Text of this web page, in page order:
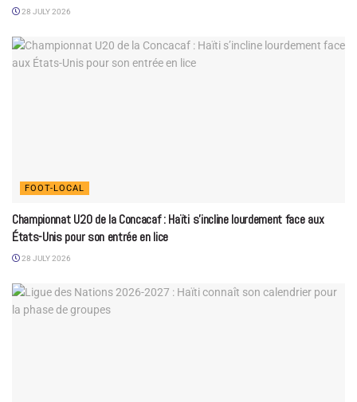
28 JULY 2026
FOOT-LOCAL
Championnat U20 de la Concacaf : Haïti s’incline lourdement face aux
États-Unis pour son entrée en lice
28 JULY 2026